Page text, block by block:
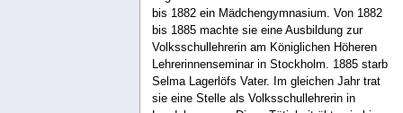
bis 1882 ein Mädchengymnasium. Von 1882
bis 1885 machte sie eine Ausbildung zur
Volksschullehrerin am Königlichen Höheren
Lehrerinnenseminar in Stockholm. 1885 starb
Selma Lagerlöfs Vater. Im gleichen Jahr trat
sie eine Stelle als Volksschullehrerin in